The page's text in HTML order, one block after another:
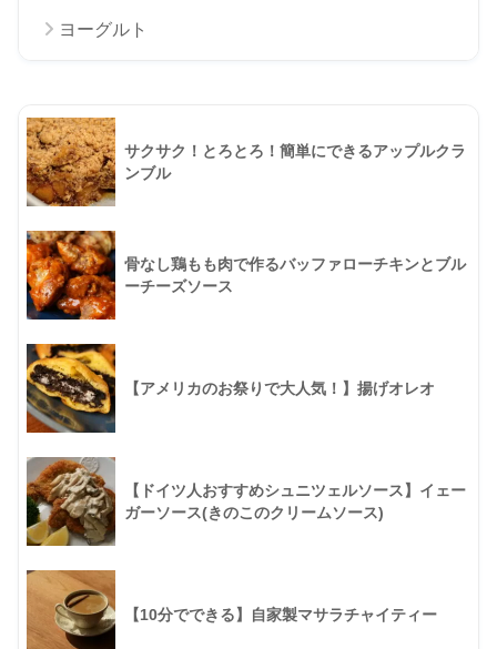
ヨーグルト
サクサク！とろとろ！簡単にできるアップルクラ
ンブル
骨なし鶏もも肉で作るバッファローチキンとブル
ーチーズソース
【アメリカのお祭りで大人気！】揚げオレオ
【ドイツ人おすすめシュニツェルソース】イェー
ガーソース(きのこのクリームソース)
【10分でできる】自家製マサラチャイティー